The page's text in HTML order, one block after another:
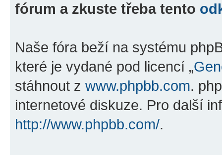
fórum a zkuste třeba tento
Naše fóra beží na systému
které je vydané pod licencí „
stáhnout z www.phpbb.com.
internetové diskuze. Pro další
http://www.phpbb.com/.